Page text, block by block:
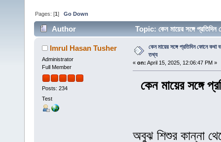
Pages: [1]Go Down
Author Topic: কেন মায়ের সঙ্গে
Imrul Hasan Tusher
Administrator
Full Member
Posts: 234
Test
কেন মায়ের সঙ্গে প্রতিদিন ফোনে কথা
তথ্য
« on: April 15, 2025, 12:06:47 PM »
কেন মায়ের সঙ্গে
অবুঝ শিশুর কান্না